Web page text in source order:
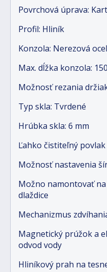
Povrchová úprava:
Profil: Hliník
Konzola: Nerezová oceľ
Max. dĺžka konzola:
Možnosť rezania
Typ skla: Tvrdené
Hrúbka skla: 6 mm
Ľahko čistiteľný povlak
Možnosť nastavenia
Možno namontovať
dlaždice
Mechanizmus
Magnetický prúžok a
odvod vody
Hliníkový prah na